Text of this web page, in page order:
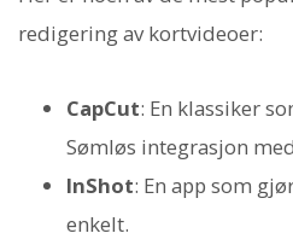
redigering av kortvideoer:
CapCut: En klassiker
Sømløs integrasjon
InShot: En app som
enkelt.